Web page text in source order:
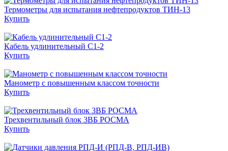
Термометры для испытания нефтепродуктов ТИН-13
Купить
Кабель удлинительный С1-2
Купить
Манометр с повышенным классом точности
Купить
Трехвентильный блок 3ВБ РОСМА
Купить